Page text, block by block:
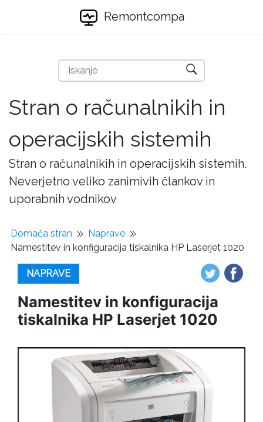
Remontcompa
Stran o računalnikih in
operacijskih sistemih
Stran o računalnikih in operacijskih sistemih.
Neverjetno veliko zanimivih člankov in
uporabnih vodnikov
Domača stran
Naprave
Namestitev in konfiguracija tiskalnika HP Laserjet 1020
NAPRAVE
Namestitev in konfiguracija
tiskalnika HP Laserjet 1020